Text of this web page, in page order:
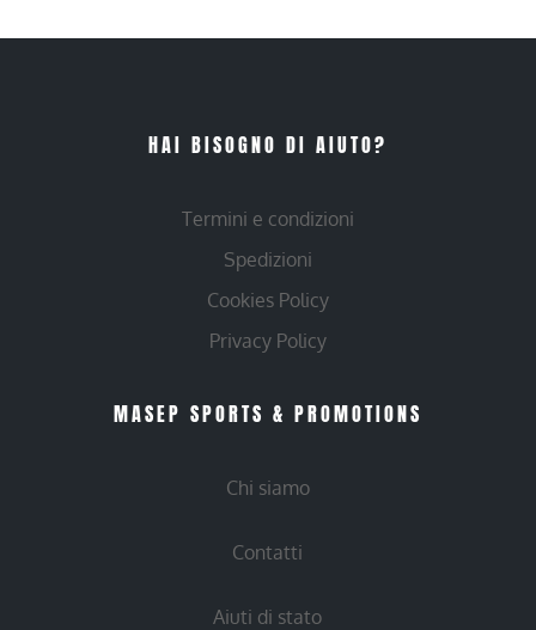
HAI BISOGNO DI AIUTO?
Termini e condizioni
Spedizioni
Cookies Policy
Privacy Policy
MASEP SPORTS & PROMOTIONS
Chi siamo
Contatti
Aiuti di stato